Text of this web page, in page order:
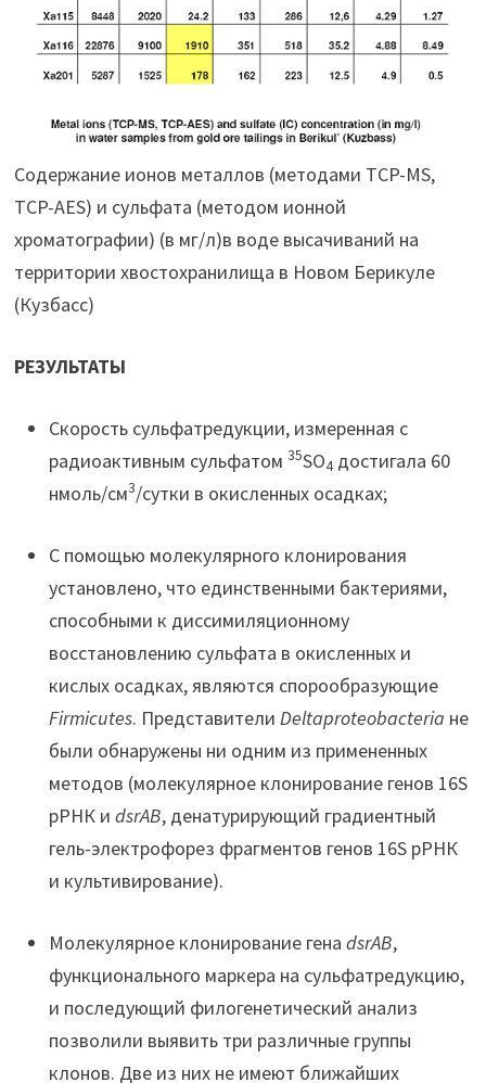
Содержание ионов металлов (методами TCP-MS,
TCP-AES) и сульфата (методом ионной
хроматографии) (в мг/л)в воде высачиваний на
территории хвостохранилища в Новом Берикуле
(Кузбасс)
РЕЗУЛЬТАТЫ
Скорость сульфатредукции, измеренная с
радиоактивным сульфатом35SO4 достигала 60
нмоль/см3/сутки в окисленных осадках;
С помощью молекулярного клонирования
установлено, что единственными бактериями,
способными к диссимиляционному
восстановлению сульфата в окисленных и
кислых осадках, являются спорообразующие
Firmicutes. Представители Deltaproteobacteria не
были обнаружены ни одним из примененных
методов (молекулярное клонирование генов 16S
рРНК иdsrAB, денатурирующий градиентный
гель-электрофорез фрагментов генов 16S рРНК
и культивирование).
Молекулярное клонирование генаdsrAB,
функционального маркера на сульфатредукцию,
и последующий филогенетический анализ
позволили выявить три различные группы
клонов. Две из них не имеют ближайших